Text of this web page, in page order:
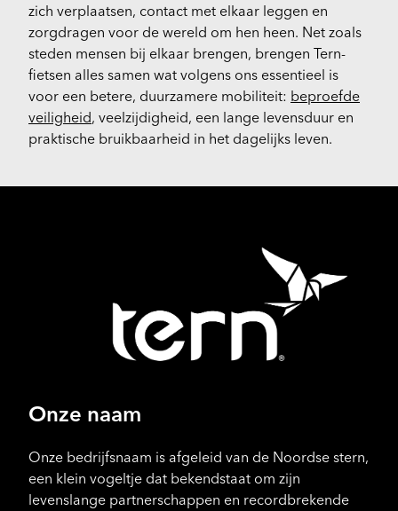
zich verplaatsen, contact met elkaar leggen en
zorgdragen voor de wereld om hen heen. Net zoals
steden mensen bij elkaar brengen, brengen Tern-
fietsen alles samen wat volgens ons essentieel is
voor een betere, duurzamere mobiliteit: beproefde
veiligheid, veelzijdigheid, een lange levensduur en
praktische bruikbaarheid in het dagelijks leven.
Onze naam
Onze bedrijfsnaam is afgeleid van de Noordse stern,
een klein vogeltje dat bekendstaat om zijn
levenslange partnerschappen en recordbrekende